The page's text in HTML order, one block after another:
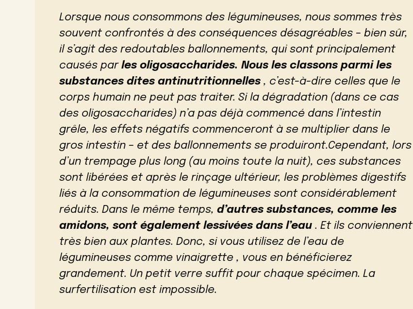
Lorsque nous consommons des légumineuses, nous sommes très
souvent confrontés à des conséquences désagréables – bien sûr,
il s’agit des redoutables ballonnements, qui sont principalement
causés par les oligosaccharides. Nous les classons parmi les
substances dites antinutritionnelles , c’est-à-dire celles que le
corps humain ne peut pas traiter. Si la dégradation (dans ce cas
des oligosaccharides) n’a pas déjà commencé dans l’intestin
grêle, les effets négatifs commenceront à se multiplier dans le
gros intestin – et des ballonnements se produiront.Cependant, lors
d’un trempage plus long (au moins toute la nuit), ces substances
sont libérées et après le rinçage ultérieur, les problèmes digestifs
liés à la consommation de légumineuses sont considérablement
réduits. Dans le même temps, d’autres substances, comme les
amidons, sont également lessivées dans l’eau . Et ils conviennent
très bien aux plantes. Donc, si vous utilisez de l’eau de
légumineuses comme vinaigrette , vous en bénéficierez
grandement. Un petit verre suffit pour chaque spécimen. La
surfertilisation est impossible.